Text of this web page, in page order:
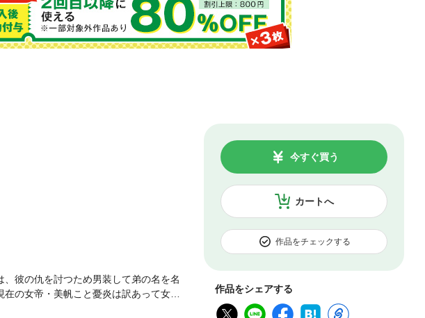
カートへ
今すぐ買う
作品をチェックする
作品をシェアする
彼の仇を討つため男装して弟の名を名
の女帝・美帆こと憂炎は訳あって女性
蘭。真実を探るための隠れ蓑として